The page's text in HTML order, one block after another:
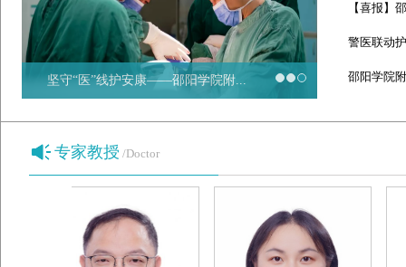
坚守“医”线护安康——邵阳学院附...
【喜报】
警医联动
邵阳学院
专家教授 /Doctor